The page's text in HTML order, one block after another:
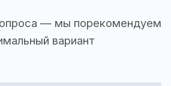
— мы порекомендуем
вариант